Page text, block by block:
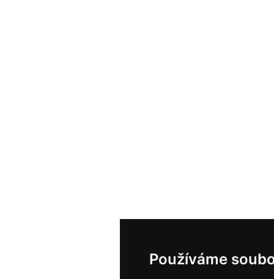
Používáme